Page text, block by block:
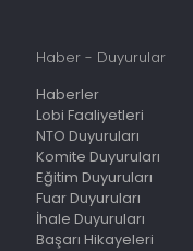
Haber - Duyurular
Haberler
Lobi Faaliyetleri
NTO Duyuruları
Komite Duyuruları
Eğitim Duyuruları
Fuar Duyuruları
İhale Duyuruları
Başarı Hikayeleri